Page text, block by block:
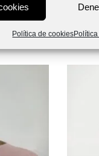
Política de cookies